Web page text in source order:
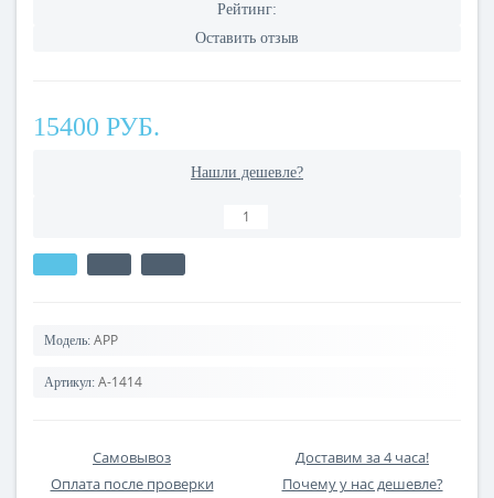
Рейтинг:
Оставить отзыв
15400 РУБ.
Нашли дешевле?
Модель: APP
Артикул: A-1414
Самовывоз
Доставим за 4 часа!
Оплата после проверки
Почему у нас дешевле?